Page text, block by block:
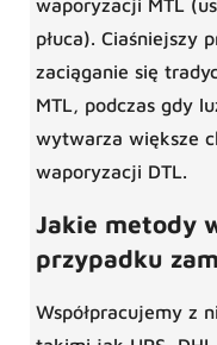
płuca). Ciaśniejszy
zaciąganie się
MTL, podczas gdy
wytwarza większe
waporyzacji DTL.
Jakie metody
przypadku
Współpracujemy z